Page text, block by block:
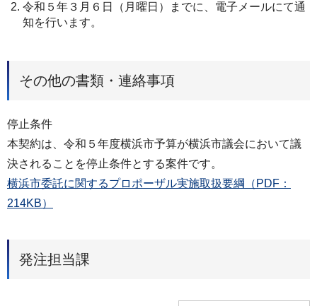
令和５年３月６日（月曜日）までに、電子メールにて通
知を行います。
その他の書類・連絡事項
停止条件
本契約は、令和５年度横浜市予算が横浜市議会において議
決されることを停止条件とする案件です。
横浜市委託に関するプロポーザル実施取扱要綱（PDF：
214KB）
発注担当課